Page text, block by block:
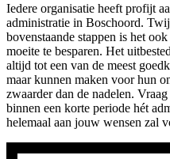
Iedere organisatie heeft profijt
administratie in Boschoord.
bovenstaande stappen is het
moeite te besparen. Het
altijd tot een van de meest
maar kunnen maken voor hun
zwaarder dan de nadelen.
binnen een korte periode hét
helemaal aan jouw wensen zal